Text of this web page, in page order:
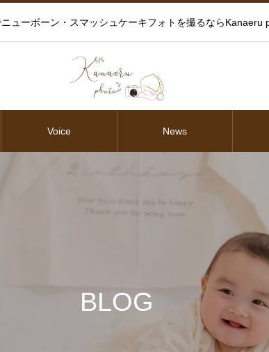
ューボーン・スマッシュケーキフォトを撮るならKanaeru
Voice News
BLOG